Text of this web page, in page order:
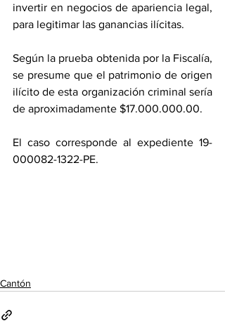
invertir en negocios de apariencia legal,
para legitimar las ganancias ilícitas.
Según la prueba obtenida por la Fiscalía,
se presume que el patrimonio de origen
ilícito de esta organización criminal sería
de aproximadamente $17.000.000.00.
El caso corresponde al expediente 19-
000082-1322-PE.
Cantón